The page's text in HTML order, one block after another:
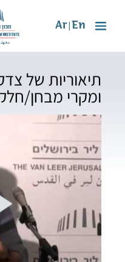
En
Ar
תיאוריות של
ומקרי מבחן/